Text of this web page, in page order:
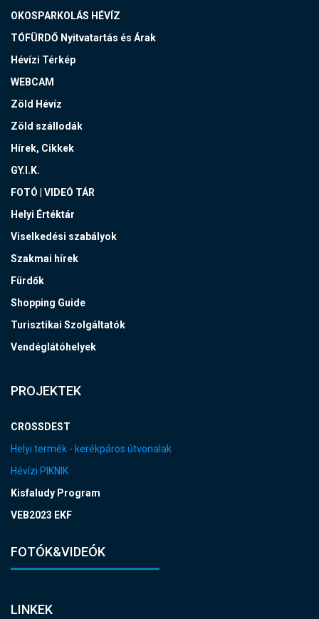
OKOSPARKOLÁS HÉVÍZ
TÓFÜRDŐ Nyitvatartás és Árak
Hévízi Térkép
WEBCAM
Zöld Hévíz
Zöld szállodák
Hírek, Cikkek
GY.I.K.
FOTÓ | VIDEÓ TÁR
Helyi Értéktár
Viselkedési szabályok
Szakmai hírek
Fürdők
Shopping Guide
Turisztikai Szolgáltatók
Vendéglátóhelyek
PROJEKTEK
CROSSDEST
Helyi termék - kerékpáros útvonalak
Hévízi PIKNIK
Kisfaludy Program
VEB2023 EKF
FOTÓK&VIDEÓK
LINKEK